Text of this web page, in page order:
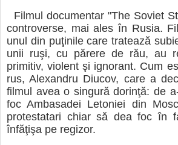
Filmul documentar "The Soviet
controverse, mai ales în Rusia.
unul din puţinile care tratează
unii ruşi, cu părere de rău, au
primitiv, violent şi ignorant. Cum
rus, Alexandru Diucov, care a
filmul avea o singură dorinţă: de
foc Ambasadei Letoniei din
protestatari chiar să dea foc în
înfăţişa pe regizor.